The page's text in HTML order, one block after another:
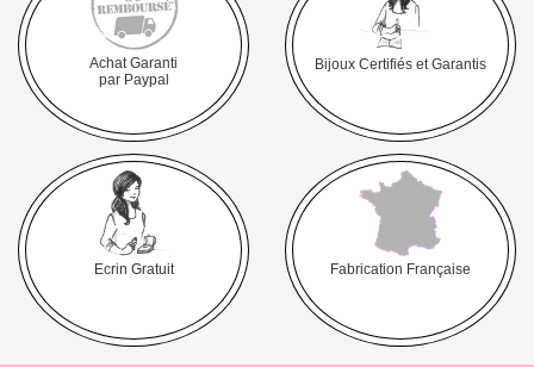
Achat Garanti
par Paypal
Bijoux Certifiés et Garantis
Ecrin Gratuit Fabrication Française